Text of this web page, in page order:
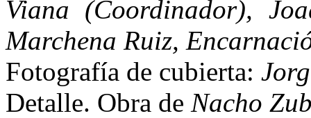
Viana (Coordinador),
Marchena Ruiz,
Fotografía de cubierta:
Detalle. Obra de Nacho